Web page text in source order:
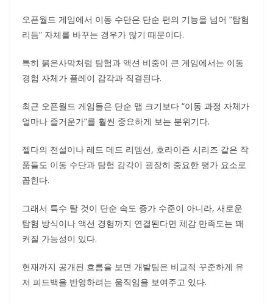
오픈월드 게임에서 이동 수단은 단순 편의 기능을 넘어 “탐험
리듬” 자체를 바꾸는 경우가 많기 때문이다.
특히 붉은사막처럼 탐험과 액션 비중이 큰 게임에서는 이동
경험 자체가 플레이 감각과 직결된다.
최근 오픈월드 게임들은 단순 맵 크기보다 “이동 과정 자체가
얼마나 즐거운가”를 훨씬 중요하게 보는 분위기다.
젤다의 전설이나 레드 데드 리뎀션, 호라이즌 시리즈 같은 작
품들도 이동 수단과 탐험 감각이 굉장히 중요한 평가 요소로
꼽힌다.
그래서 특수 탈 것이 단순 속도 증가 수준이 아니라, 새로운
탐험 방식이나 액션 경험까지 연결된다면 체감 만족도는 꽤
커질 가능성이 있다.
현재까지 공개된 흐름을 보면 개발팀은 비교적 꾸준하게 유
저 피드백을 반영하려는 움직임을 보여주고 있다.